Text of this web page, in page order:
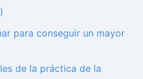
para conseguir un mayor
de la práctica de la